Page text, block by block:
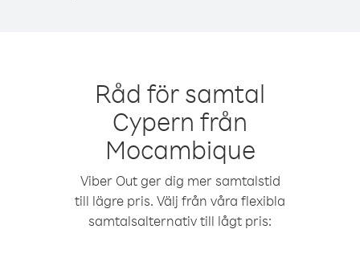
Råd för samtal
Cypern från
Mocambique
Viber Out ger dig mer samtalstid
till lägre pris. Välj från våra flexibla
samtalsalternativ till lågt pris: